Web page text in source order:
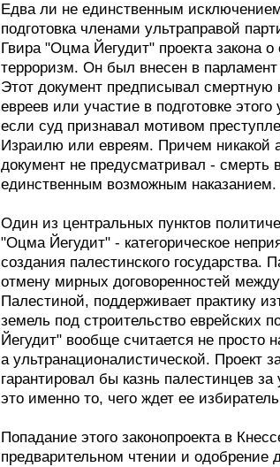
Едва ли не единственным
подготовка членами ультраправой
Гвира "Оцма Йегудит" проекта закона о
терроризм. Он был внесен в парламент
Этот документ предписывал смертную
евреев или участие в подготовке
если суд признавал мотивом
Израилю или евреям. Причем никакой
документ не предусматривал - смерть
единственным возможным наказанием.
Один из центральных пунктов
"Оцма Йегудит" - категорическое
создания палестинского государства.
отмену мирных договоренностей
Палестиной, поддерживает практику
земель под строительство еврейских
Йегудит" вообще считается не просто
а ультранационалистической. Проект
гарантировал бы казнь палестинцев
это именно то, чего ждет ее
Попадание этого законопроекта в
предварительном чтении и одобрение